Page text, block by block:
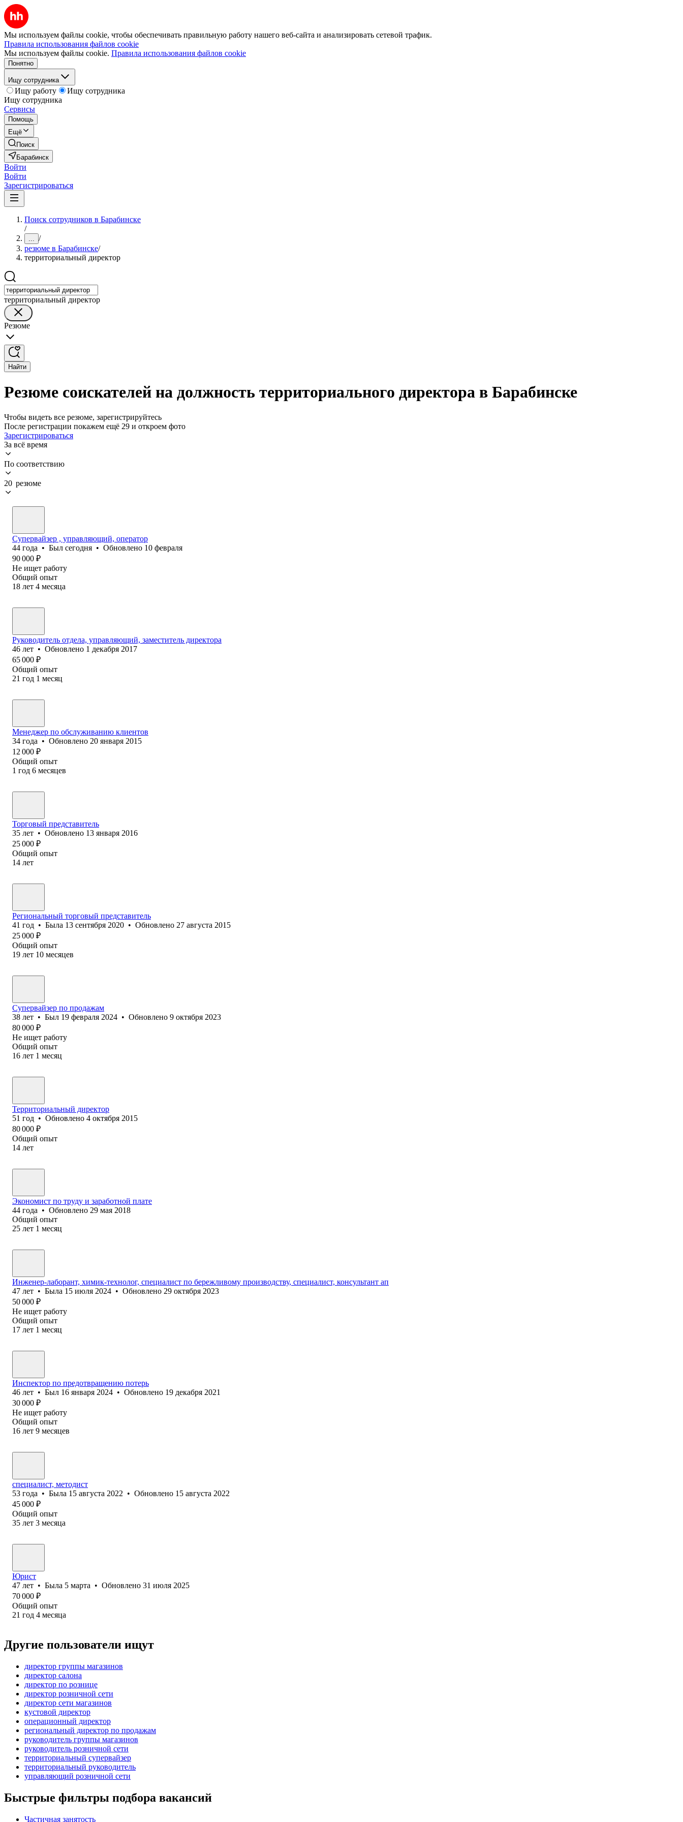
Мы используем файлы cookie, чтобы обеспечивать правильную работу нашего веб-сайта и анализировать сетевой трафик.
Правила использования файлов cookie
Мы используем файлы cookie. Правила использования файлов cookie
Понятно
Ищу сотрудника
Ищу работу
Ищу сотрудника
Ищу сотрудника
Сервисы
Помощь
Ещё
Поиск
Барабинск
Войти
Войти
Зарегистрироваться
Поиск сотрудников в Барабинске
/
... /
резюме в Барабинске/
территориальный директор
территориальный директор
Резюме
Найти
Резюме соискателей на должность территориального директора в Барабинске
Чтобы видеть все резюме, зарегистрируйтесь
После регистрации покажем ещё 29 и откроем фото
Зарегистрироваться
За всё время
По соответствию
20 резюме
Супервайзер , управляющий, оператор
44 года • Был сегодня • Обновлено 10 февраля
90 000 ₽
Не ищет работу
Общий опыт
18 лет 4 месяца
Руководитель отдела, управляющий, заместитель директора
46 лет • Обновлено 1 декабря 2017
65 000 ₽
Общий опыт
21 год 1 месяц
Менеджер по обслуживанию клиентов
34 года • Обновлено 20 января 2015
12 000 ₽
Общий опыт
1 год 6 месяцев
Торговый представитель
35 лет • Обновлено 13 января 2016
25 000 ₽
Общий опыт
14 лет
Региональный торговый представитель
41 год • Была 13 сентября 2020 • Обновлено 27 августа 2015
25 000 ₽
Общий опыт
19 лет 10 месяцев
Супервайзер по продажам
38 лет • Был 19 февраля 2024 • Обновлено 9 октября 2023
80 000 ₽
Не ищет работу
Общий опыт
16 лет 1 месяц
Территориальный директор
51 год • Обновлено 4 октября 2015
80 000 ₽
Общий опыт
14 лет
Экономист по труду и заработной плате
44 года • Обновлено 29 мая 2018
Общий опыт
25 лет 1 месяц
Инженер-лаборант, химик-технолог, специалист по бережливому производству, специалист, консультант ап
47 лет • Была 15 июля 2024 • Обновлено 29 октября 2023
50 000 ₽
Не ищет работу
Общий опыт
17 лет 1 месяц
Инспектор по предотвращению потерь
46 лет • Был 16 января 2024 • Обновлено 19 декабря 2021
30 000 ₽
Не ищет работу
Общий опыт
16 лет 9 месяцев
специалист, методист
53 года • Была 15 августа 2022 • Обновлено 15 августа 2022
45 000 ₽
Общий опыт
35 лет 3 месяца
Юрист
47 лет • Была 5 марта • Обновлено 31 июля 2025
70 000 ₽
Общий опыт
21 год 4 месяца
Другие пользователи ищут
директор группы магазинов
директор салона
директор по рознице
директор розничной сети
директор сети магазинов
кустовой директор
операционный директор
региональный директор по продажам
руководитель группы магазинов
руководитель розничной сети
территориальный супервайзер
территориальный руководитель
управляющий розничной сети
Быстрые фильтры подбора вакансий
Частичная занятость